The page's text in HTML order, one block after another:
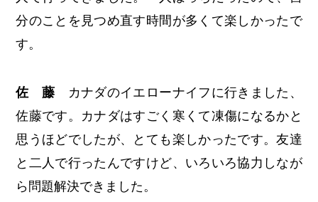
分のことを見つめ直す時間が多くて楽しかったで
す。
佐 藤
カナダのイエローナイフに行きました、
佐藤です。カナダはすごく寒くて凍傷になるかと
思うほどでしたが、とても楽しかったです。友達
と二人で行ったんですけど、いろいろ協力しなが
ら問題解決できました。